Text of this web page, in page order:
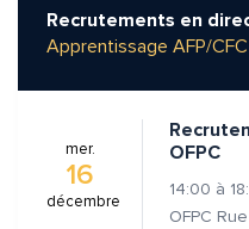
Recrutements en
Apprentissage AFP/CFC
mer.
16
décembre
OFPC
14:00 à
OFPC